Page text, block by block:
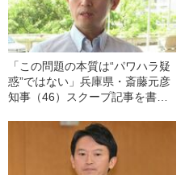
「この問題の本質は“パワハラ疑
惑”ではない」兵庫県・斎藤元彦
知事（46）スクープ記事を書い